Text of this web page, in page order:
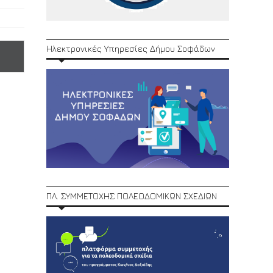
Ηλεκτρονικές Υπηρεσίες Δήμου Σοφάδων
ΠΛ. ΣΥΜΜΕΤΟΧΗΣ ΠΟΛΕΟΔΟΜΙΚΩΝ ΣΧΕΔΙΩΝ